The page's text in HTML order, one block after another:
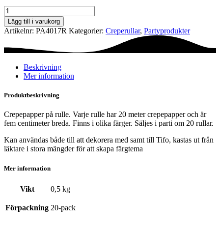
Creperulle
-
Röd
mängd
Lägg till i varukorg
Artikelnr: PA4017R Kategorier: Creperullar, Party­­produkter
Beskrivning
Mer information
Produktbeskrivning
Crepepapper på rulle. Varje rulle har 20 meter crepepapper och är
fem centimeter breda. Finns i olika färger. Säljes i parti om 20 rullar.
Kan användas både till att dekorera med samt till Tifo, kastas ut från
läktare i stora mängder för att skapa färgtema
Mer information
Vikt 0,5 kg
Förpackning 20-pack